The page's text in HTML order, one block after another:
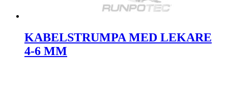
KABELSTRUMPA MED LEKARE
4-6 MM